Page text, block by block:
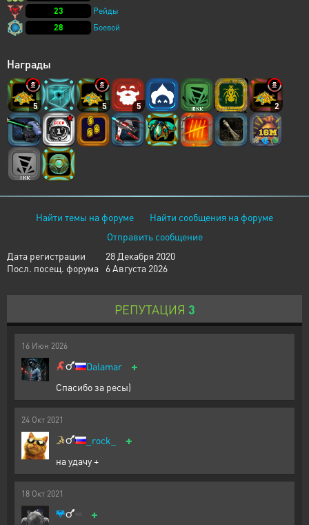
23
Рейды
28
Боевой
Награды
5 5 5 2
Найти темы на форуме
Найти сообщения на форуме
Отправить сообщение
Дата регистрации
28 Декабря 2020
Посл. посещ. форума
6 Августа 2026
РЕПУТАЦИЯ 3
16 Июн 2026
Dalamar +
Спасибо за ресы)
24 Окт 2021
_rock_ +
на удачу +
18 Окт 2021
+